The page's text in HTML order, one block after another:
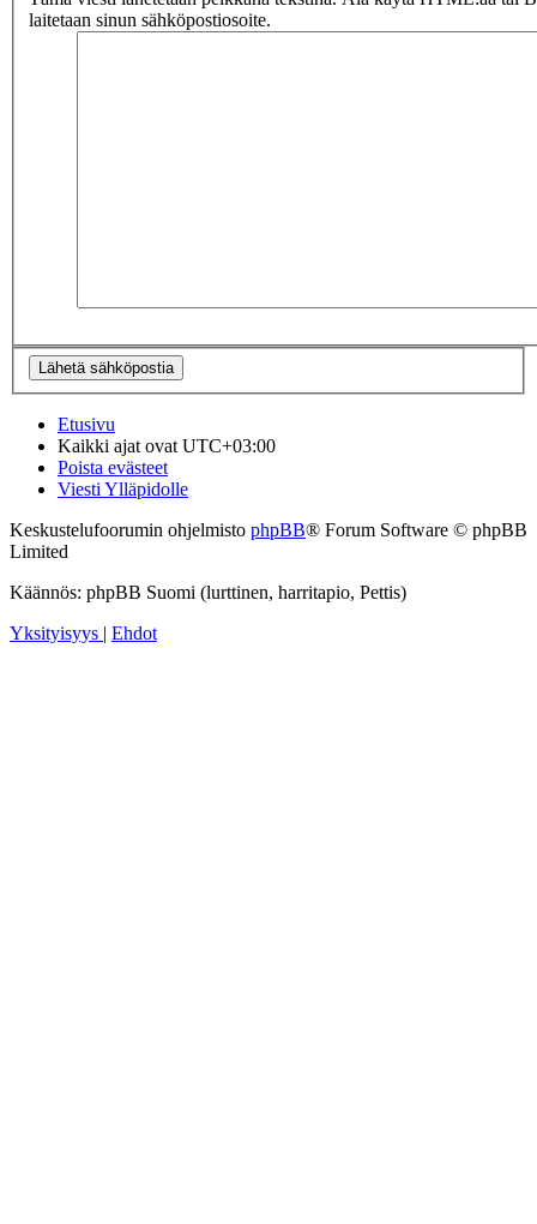
laitetaan sinun sähköpostiosoite.
Etusivu
Kaikki ajat ovatUTC+03:00
Poista evästeet
Viesti Ylläpidolle
Keskustelufoorumin ohjelmisto phpBB® Forum Software © phpBB
Limited
Käännös: phpBB Suomi (lurttinen, harritapio, Pettis)
Yksityisyys
Ehdot